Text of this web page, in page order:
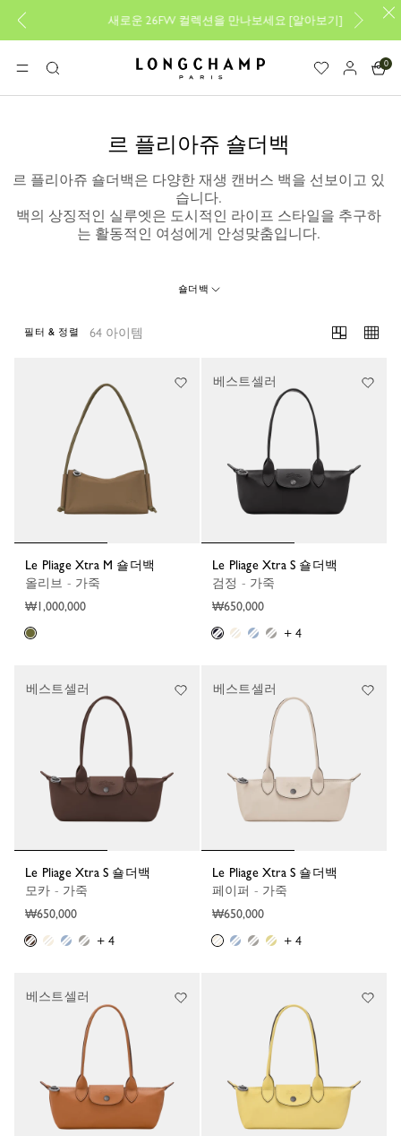
새로운 26FW 컬렉션을 만나보세요[알아보기]
메뉴
검
색
롱샴 - 홈
0
르 플리아쥬 숄더백
르 플리아쥬 숄더백은 다양한 재생 캔버스 백을 선보이고 있
습니다.
백의 상징적인 실루엣은 도시적인 라이프 스타일을 추구하
는 활동적인 여성에게 안성맞춤입니다.
숄더백
64 아이템
필터 & 정렬
Le Pliage Xtra M 숄더백
올리브 - 가죽
₩1,000,000
Le Pliage Xtra S 숄더백
검정 - 가죽
₩650,000
+ 4
베스트셀러
Le Pliage Xtra S 숄더백
모카 - 가죽
₩650,000
+ 4
베스트셀러
Le Pliage Xtra S 숄더백
페이퍼 - 가죽
₩650,000
+ 4
베스트셀러
베스트셀러